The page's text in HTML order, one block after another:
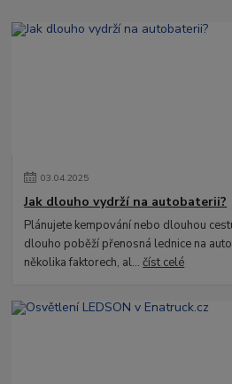
03.04.2025
Jak dlouho vydrží na autobaterii?
Plánujete kempování nebo dlouhou
dlouho poběží přenosná lednice na
několika faktorech, al...číst celé